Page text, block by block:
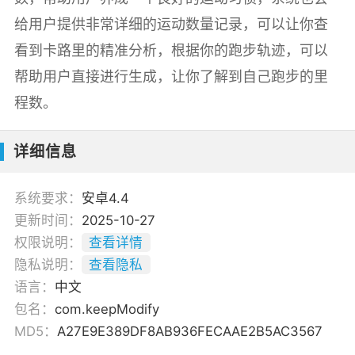
给用户提供非常详细的运动数量记录，可以让你查
看到卡路里的精准分析，根据你的跑步轨迹，可以
帮助用户直接进行生成，让你了解到自己跑步的里
程数。
详细信息
系统要求： 安卓4.4
更新时间： 2025-10-27
权限说明：
查看详情
隐私说明：
查看隐私
语言： 中文
包名： com.keepModify
MD5： A27E9E389DF8AB936FECAAE2B5AC3567